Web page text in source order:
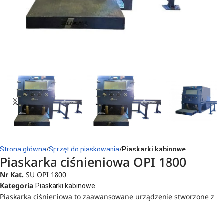
Strona główna Sprzęt do piaskowania Piaskarki kabinowe
Piaskarka ciśnieniowa OPI 1800
Nr Kat. SU OPI 1800
Kategoria Piaskarki kabinowe
Piaskarka ciśnieniowa to zaawansowane urządzenie stworzone z